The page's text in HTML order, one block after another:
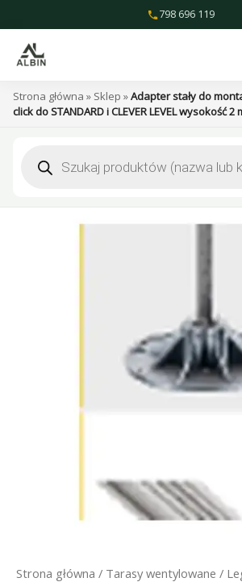
do
treści
798 696 119
Strona główna » Sklep »Adapter stały do
click do STANDARD i CLEVER LEVEL wysokość 2
produktów
Strona główna / Tarasy wentylowane /